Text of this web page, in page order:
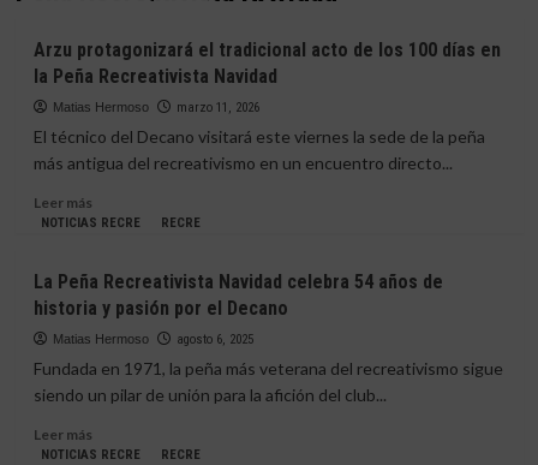
Arzu protagonizará el tradicional acto de los 100 días en
la Peña Recreativista Navidad
Matias Hermoso marzo 11, 2026
El técnico del Decano visitará este viernes la sede de la peña
más antigua del recreativismo en un encuentro directo...
Leer másLeer
más
protagonizará
el
tradicional
los
días
NOTICIAS RECRE RECRE
La Peña Recreativista Navidad celebra 54 años de
historia y pasión por el Decano
Matias Hermoso agosto 6, 2025
Fundada en 1971, la peña más veterana del recreativismo sigue
siendo un pilar de unión para la afición del club...
Leer másLeer
más
NOTICIAS RECRE RECRE